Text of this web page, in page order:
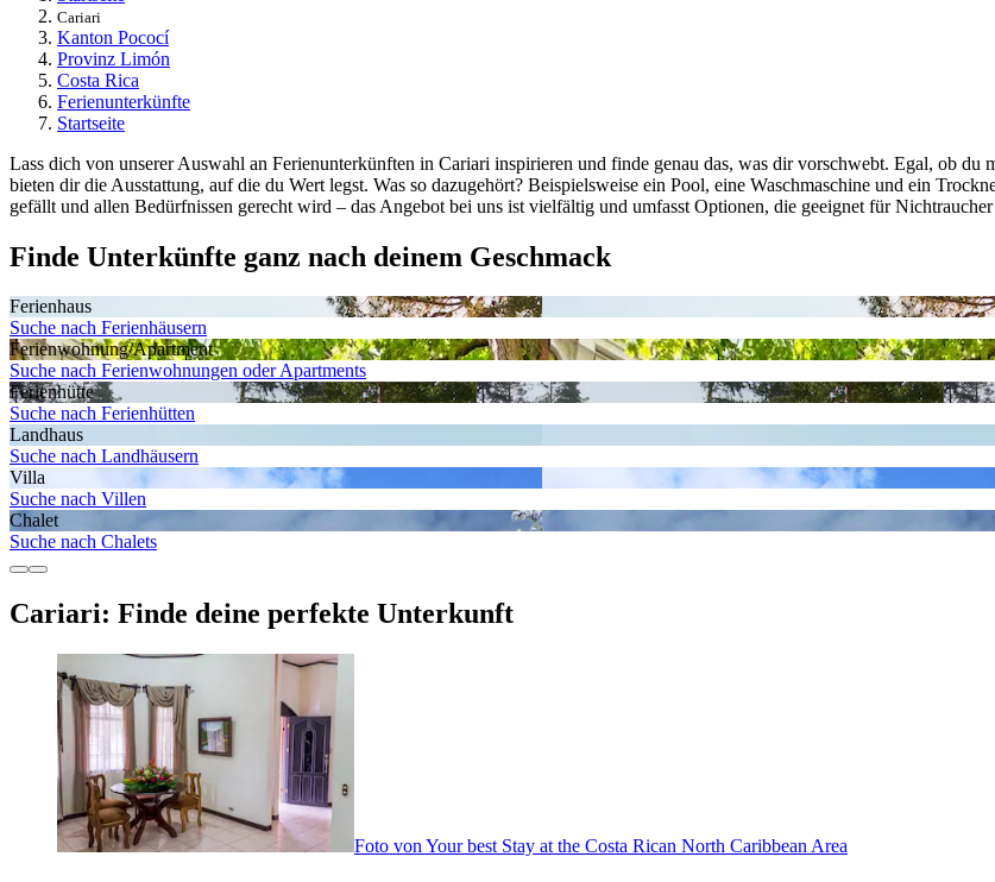
Cariari
Kanton Pococí
Provinz Limón
Costa Rica
Ferienunterkünfte
Startseite
Lass dich von unserer Auswahl an Ferienunterkünften in Cariari inspirieren und finde genau das, was dir vorschwebt. Egal, ob
bieten dir die Ausstattung, auf die du Wert legst. Was so dazugehört? Beispielsweise ein Pool, eine Waschmaschine und ein
gefällt und allen Bedürfnissen gerecht wird – das Angebot bei uns ist vielfältig und umfasst Optionen, die geeignet für
Finde Unterkünfte ganz nach deinem Geschmack
Ferienhaus
Suche nach Ferienhäusern
Ferienwohnung/Apartment
Suche nach Ferienwohnungen oder Apartments
Ferienhütte
Suche nach Ferienhütten
Landhaus
Suche nach Landhäusern
Villa
Suche nach Villen
Chalet
Suche nach Chalets
Cariari: Finde deine perfekte Unterkunft
Foto von Your best Stay at the Costa Rican North Caribbean Area